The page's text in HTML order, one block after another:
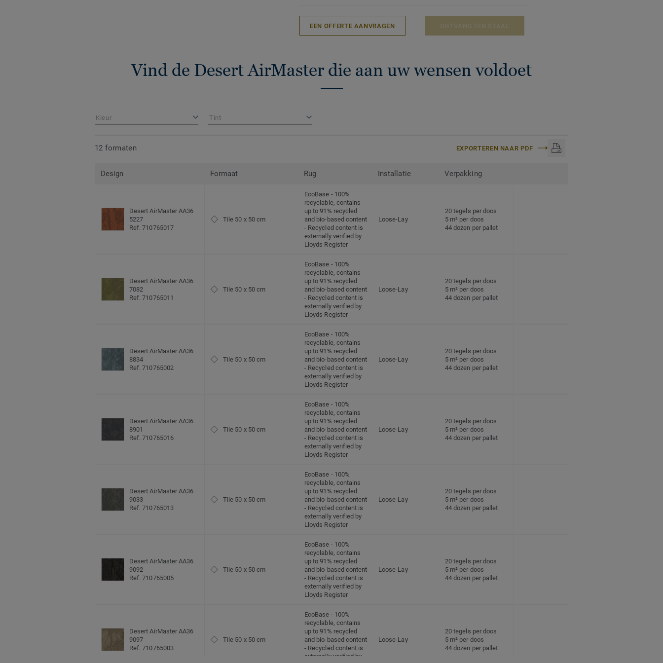
EEN OFFERTE AANVRAGEN
Vind de Desert AirMaster die aan uw wensen voldoet
Kleur Tint
12 formaten EXPORTEREN NAAR PDF
Design Formaat Rug Installatie Verpakking
Desert AirMaster AA36
5227
Ref. 710765017
Tile 50 x 50 cm
EcoBase - 100%
recyclable, contains
up to 91% recycled
and bio-based content
- Recycled content is
externally verified by
Lloyds Register
Loose-Lay
20 tegels per doos
5 m² per doos
44 dozen per pallet
Desert AirMaster AA36
7082
Ref. 710765011
Tile 50 x 50 cm
EcoBase - 100%
recyclable, contains
up to 91% recycled
and bio-based content
- Recycled content is
externally verified by
Lloyds Register
Loose-Lay
20 tegels per doos
5 m² per doos
44 dozen per pallet
Desert AirMaster AA36
8834
Ref. 710765002
Tile 50 x 50 cm
EcoBase - 100%
recyclable, contains
up to 91% recycled
and bio-based content
- Recycled content is
externally verified by
Lloyds Register
Loose-Lay
20 tegels per doos
5 m² per doos
44 dozen per pallet
Desert AirMaster AA36
8901
Ref. 710765016
Tile 50 x 50 cm
EcoBase - 100%
recyclable, contains
up to 91% recycled
and bio-based content
- Recycled content is
externally verified by
Lloyds Register
Loose-Lay
20 tegels per doos
5 m² per doos
44 dozen per pallet
Desert AirMaster AA36
9033
Ref. 710765013
Tile 50 x 50 cm
EcoBase - 100%
recyclable, contains
up to 91% recycled
and bio-based content
- Recycled content is
externally verified by
Lloyds Register
Loose-Lay
20 tegels per doos
5 m² per doos
44 dozen per pallet
Desert AirMaster AA36
9092
Ref. 710765005
Tile 50 x 50 cm
EcoBase - 100%
recyclable, contains
up to 91% recycled
and bio-based content
- Recycled content is
externally verified by
Lloyds Register
Loose-Lay
20 tegels per doos
5 m² per doos
44 dozen per pallet
Desert AirMaster AA36
9097
Ref. 710765003
Tile 50 x 50 cm
EcoBase - 100%
recyclable, contains
up to 91% recycled
and bio-based content
- Recycled content is
externally verified by
Loose-Lay
20 tegels per doos
5 m² per doos
44 dozen per pallet